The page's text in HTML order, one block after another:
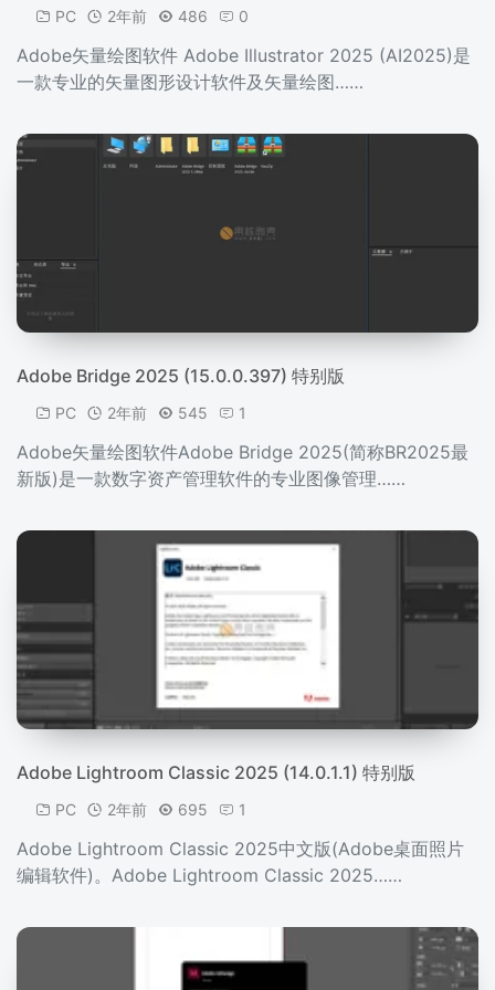
PC 2年前 486 0
Adobe矢量绘图软件 Adobe Illustrator 2025 (AI2025)是
一款专业的矢量图形设计软件及矢量绘图……
Adobe Bridge 2025 (15.0.0.397) 特别版
PC 2年前 545 1
Adobe矢量绘图软件Adobe Bridge 2025(简称BR2025最
新版)是一款数字资产管理软件的专业图像管理……
Adobe Lightroom Classic 2025 (14.0.1.1) 特别版
PC 2年前 695 1
Adobe Lightroom Classic 2025中文版(Adobe桌面照片
编辑软件)。Adobe Lightroom Classic 2025……